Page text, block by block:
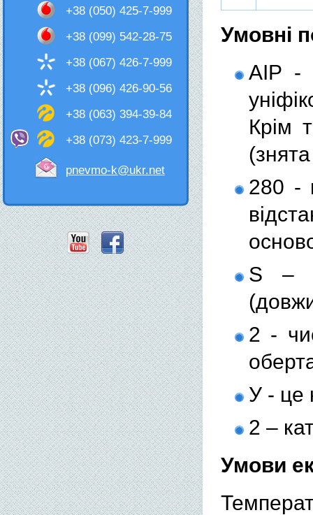
+38 (050) 425-7-999
+38 (099) 542-28-75
+38 (067) 426-7-999
+38 (096) 426-90-56
+38 (063) 394-39-84
+38 (073) 423-7-999
pnevmo-k@ukr.net
Умовні
АІР -
Крім
280 -
S –
2 -
У - це
2 –
Умови